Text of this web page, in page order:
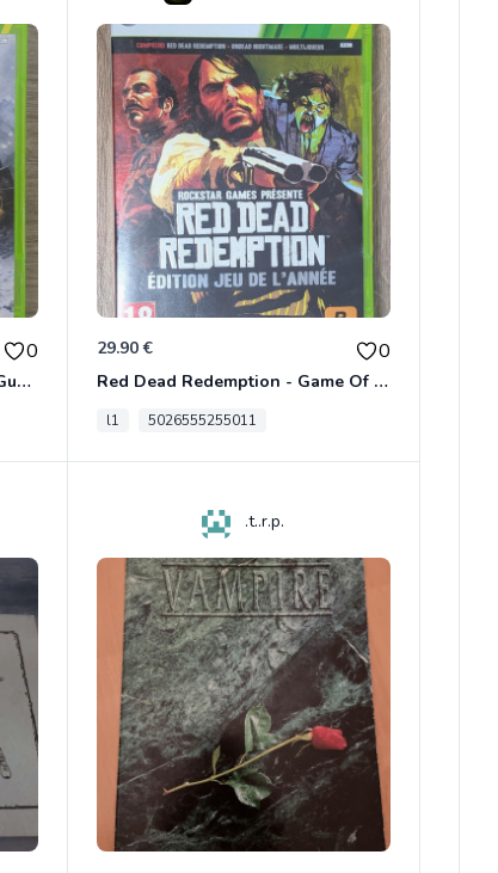
0
Le Seigneur Des Anneaux - La Guerre Du Nord Xbox 360
29.90 € 0
Red Dead Redemption - Game Of The Year Xbox 360
l1 5026555255011
.t..r.p.